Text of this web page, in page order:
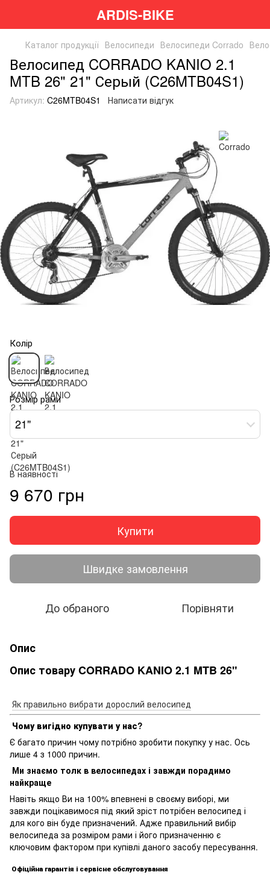
ARDIS-BIKE
Каталог продукції Велосипеди Велосипеди Corrado
Велосипед CORRADO KANIO 2.1
MTB 26" 21" Серый (C26MTB04S1)
Артикул: C26MTB04S1 Написати відгук
Колір
Розмір рами
21"
В наявності
9 670 грн
Купити
Швидке замовлення
До обраного Порівняти
Опис
Опис товару CORRADO KANIO 2.1 MTB 26"
Як правильно вибрати дорослий велосипед
Чому вигідно купувати у нас?
Є багато причин чому потрібно зробити покупку у нас. Ось
лише 4 з 1000 причин.
Ми знаємо толк в велосипедах і завжди порадимо
найкраще
Навіть якщо Ви на 100% впевнені в своєму виборі, ми
завжди поцікавимося під який зріст потрібен велосипед і
для кого він буде призначений. Адже правильний вибір
велосипеда за розміром рами і його призначенню є
ключовим фактором при купівлі даного засобу пересування.
Офіційна гарантія і сервісне обслуговування